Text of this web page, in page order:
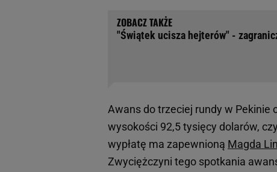
"Świątek ucisza hejterów" -
Awans do trzeciej rundy w Pekinie
wysokości 92,5 tysięcy dolarów,
wypłatę ma zapewnioną Magda
Zwyciężczyni tego spotkania